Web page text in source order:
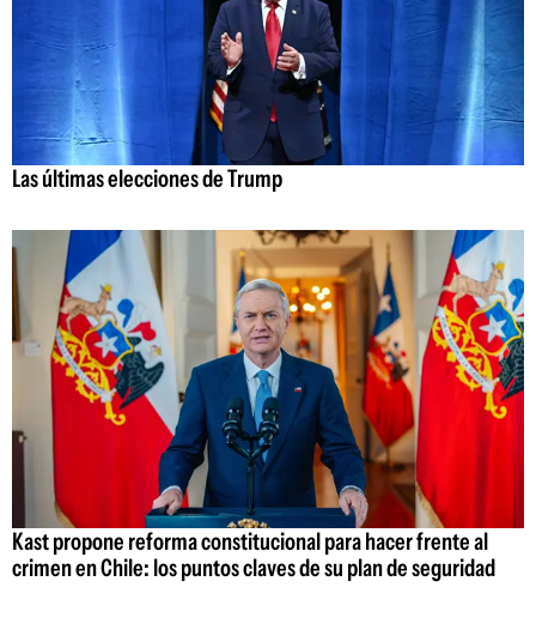
Las últimas elecciones de Trump
Kast propone reforma constitucional para hacer frente al
crimen en Chile: los puntos claves de su plan de seguridad